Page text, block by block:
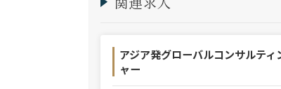
アジア発グローバルコンサルテ
ャー